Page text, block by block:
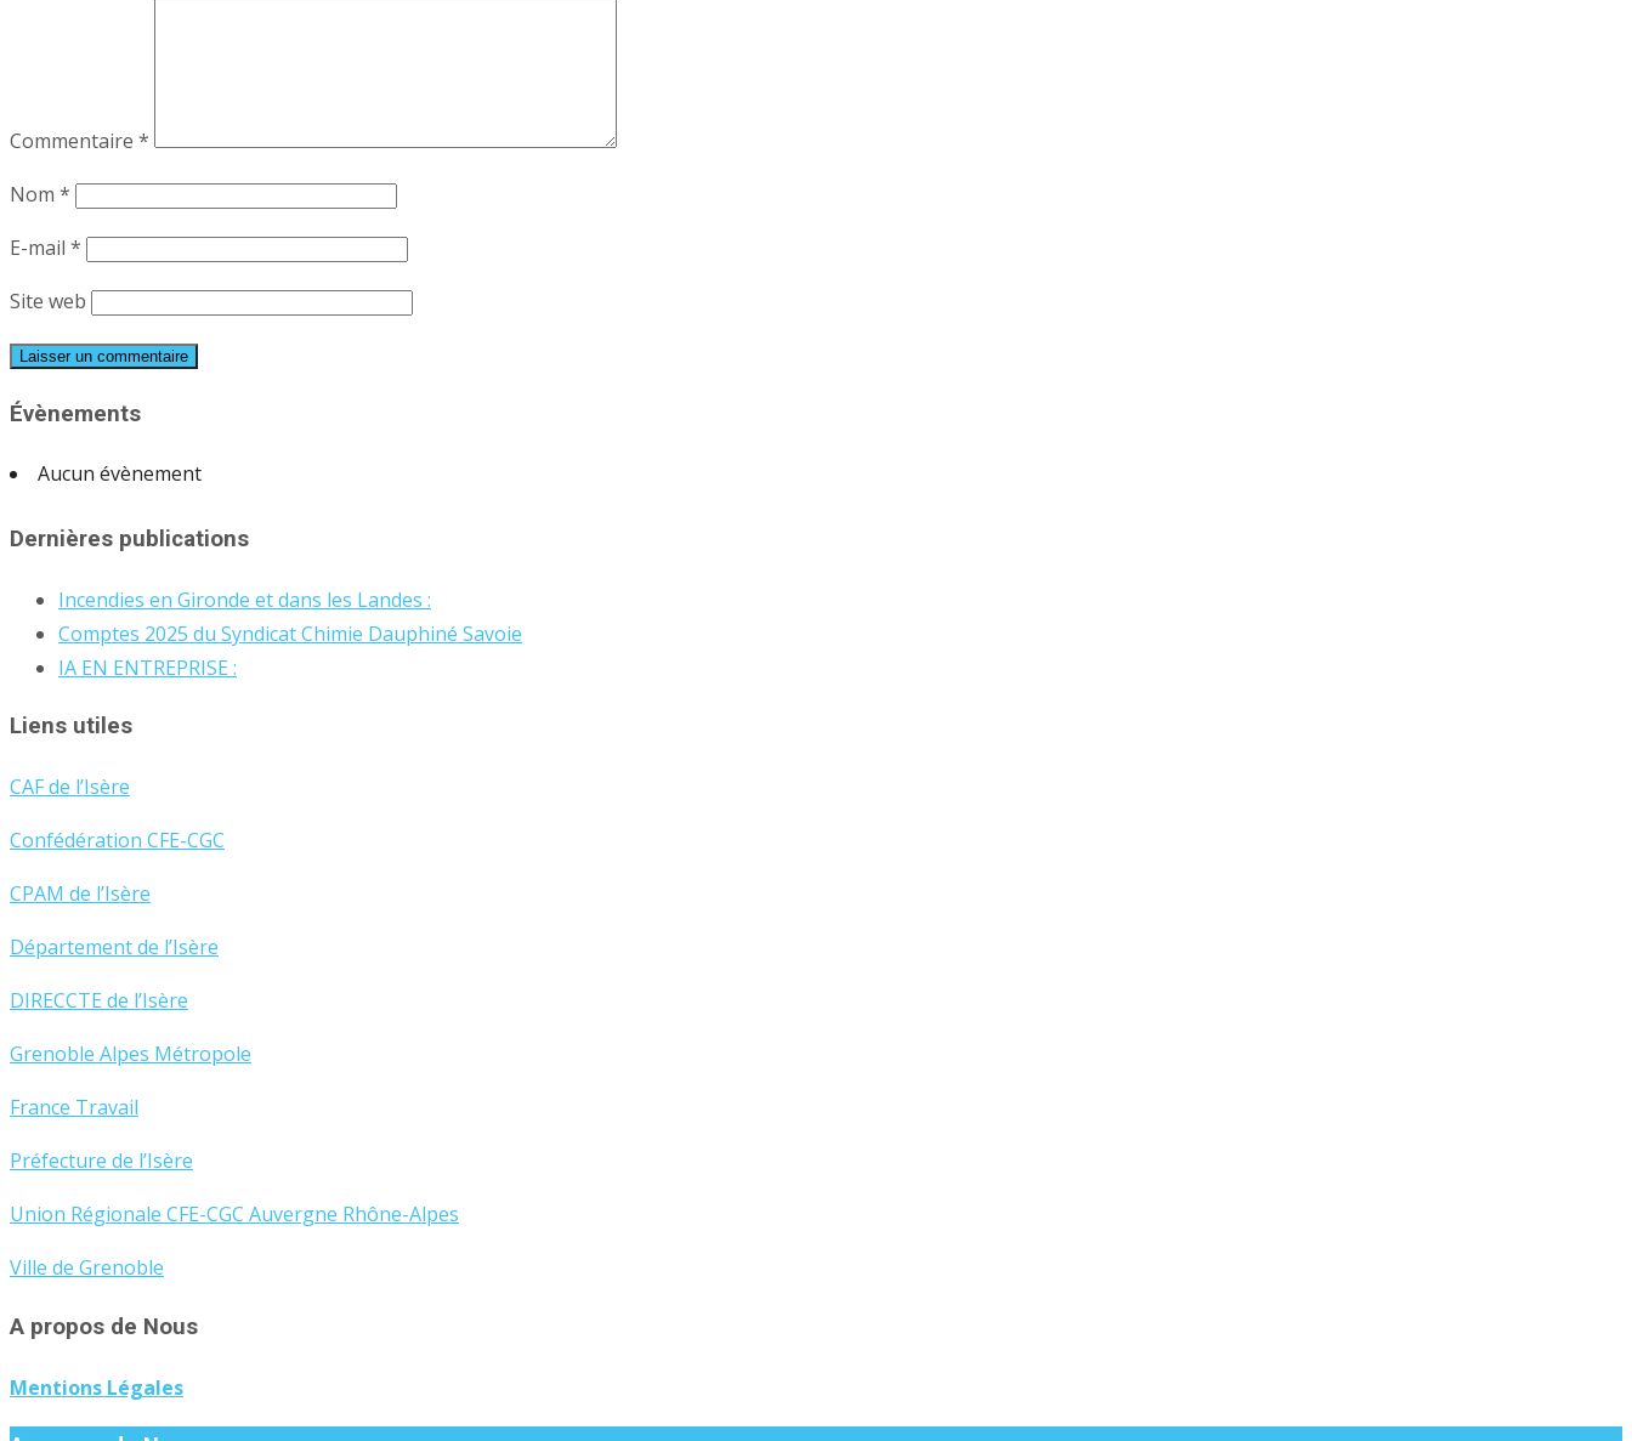
Commentaire *
Nom *
E-mail *
Site web
Évènements
Aucun évènement
Dernières publications
Incendies en Gironde et dans les Landes :
Comptes 2025 du Syndicat Chimie Dauphiné Savoie
IA EN ENTREPRISE :
Liens utiles
CAF de l’Isère
Confédération CFE-CGC
CPAM de l’Isère
Département de l’Isère
DIRECCTE de l’Isère
Grenoble Alpes Métropole
France Travail
Préfecture de l’Isère
Union Régionale CFE-CGC Auvergne Rhône-Alpes
Ville de Grenoble
A propos de Nous
Mentions Légales